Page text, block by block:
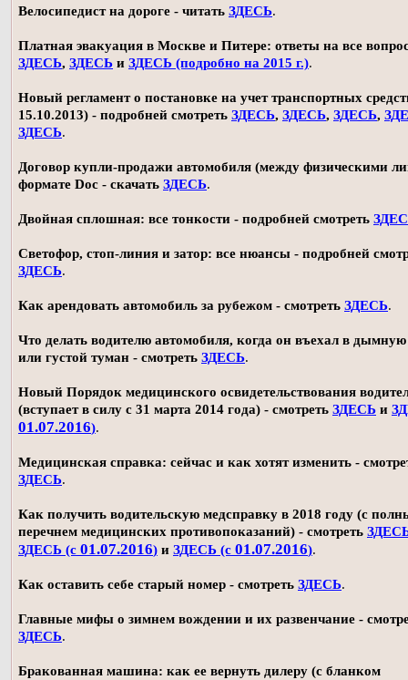
Велосипедист на дороге - читать ЗДЕСЬ.
Платная эвакуация в Москве и Питере: ответы на все
ЗДЕСЬ, ЗДЕСЬ и ЗДЕСЬ (подробно на 2015 г.).
Новый регламент о постановке на учет транспортных
15.10.2013) - подробней смотреть ЗДЕСЬ, ЗДЕСЬ, ЗДЕСЬ,
ЗДЕСЬ.
Договор купли-продажи автомобиля (между физическими
формате Doc - скачать ЗДЕСЬ.
Двойная сплошная: все тонкости - подробней смотреть
Светофор, стоп-линия и затор: все нюансы - подробней
ЗДЕСЬ.
Как арендовать автомобиль за рубежом - смотреть ЗДЕСЬ.
Что делать водителю автомобиля, когда он въехал в дымную
или густой туман - смотреть ЗДЕСЬ.
Новый Порядок медицинского освидетельствования
(вступает в силу с 31 марта 2014 года) - смотреть ЗДЕСЬ и
01.07.2016).
Медицинская справка: сейчас и как хотят изменить -
ЗДЕСЬ.
Как получить водительскую медсправку в 2018 году (с
перечнем медицинских противопоказаний) - смотреть
ЗДЕСЬ (с 01.07.2016) и ЗДЕСЬ (с 01.07.2016).
Как оставить себе старый номер - смотреть ЗДЕСЬ.
Главные мифы о зимнем вождении и их развенчание -
ЗДЕСЬ.
Бракованная машина: как ее вернуть дилеру (с бланком